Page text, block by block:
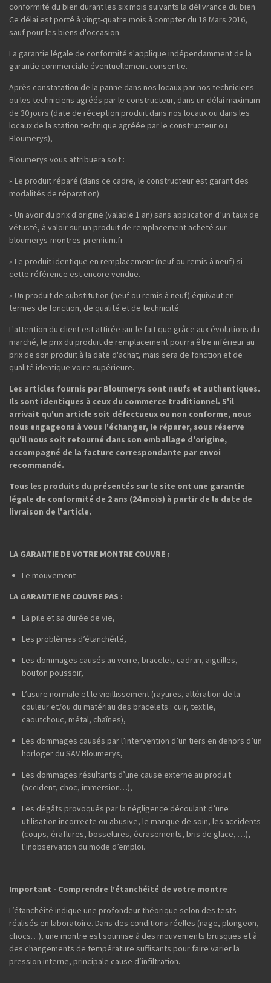
conformité du bien durant les six mois suivants la délivrance du bien.
Ce délai est porté à vingt-quatre mois à compter du 18 Mars 2016,
sauf pour les biens d'occasion.
La garantie légale de conformité s'applique indépendamment de la
garantie commerciale éventuellement consentie.
Après constatation de la panne dans nos locaux par nos techniciens
ou les techniciens agréés par le constructeur, dans un délai maximum
de 30 jours (date de réception produit dans nos locaux ou dans les
locaux de la station technique agréée par le constructeur ou
Bloumerys),
Bloumerys vous attribuera soit :
» Le produit réparé (dans ce cadre, le constructeur est garant des
modalités de réparation).
» Un avoir du prix d'origine (valable 1 an) sans application d’un taux de
vétusté, à valoir sur un produit de remplacement acheté sur
bloumerys-montres-premium.fr
» Le produit identique en remplacement (neuf ou remis à neuf) si
cette référence est encore vendue.
» Un produit de substitution (neuf ou remis à neuf) équivaut en
termes de fonction, de qualité et de technicité.
L'attention du client est attirée sur le fait que grâce aux évolutions du
marché, le prix du produit de remplacement pourra être inférieur au
prix de son produit à la date d'achat, mais sera de fonction et de
qualité identique voire supérieure.
Les articles fournis par Bloumerys sont neufs et authentiques.
Ils sont identiques à ceux du commerce traditionnel. S'il
arrivait qu'un article soit défectueux ou non conforme, nous
nous engageons à vous l'échanger, le réparer, sous réserve
qu'il nous soit retourné dans son emballage d'origine,
accompagné de la facture correspondante par envoi
recommandé.
Tous les produits du présentés sur le site ont une garantie
légale de conformité de 2 ans (24 mois) à partir de la date de
livraison de l'article.
LA GARANTIE DE VOTRE MONTRE COUVRE :
Le mouvement
LA GARANTIE NE COUVRE PAS :
La pile et sa durée de vie,
Les problèmes d’étanchéité,
Les dommages causés au verre, bracelet, cadran, aiguilles,
bouton poussoir,
L’usure normale et le vieillissement (rayures, altération de la
couleur et/ou du matériau des bracelets : cuir, textile,
caoutchouc, métal, chaînes),
Les dommages causés par l’intervention d’un tiers en dehors d’un
horloger du SAV Bloumerys,
Les dommages résultants d’une cause externe au produit
(accident, choc, immersion…),
Les dégâts provoqués par la négligence découlant d’une
utilisation incorrecte ou abusive, le manque de soin, les accidents
(coups, éraflures, bosselures, écrasements, bris de glace, …),
l’inobservation du mode d’emploi.
Important - Comprendre l’étanchéité de votre montre
L’étanchéité indique une profondeur théorique selon des tests
réalisés en laboratoire. Dans des conditions réelles (nage, plongeon,
chocs…), une montre est soumise à des mouvements brusques et à
des changements de température suffisants pour faire varier la
pression interne, principale cause d’infiltration.